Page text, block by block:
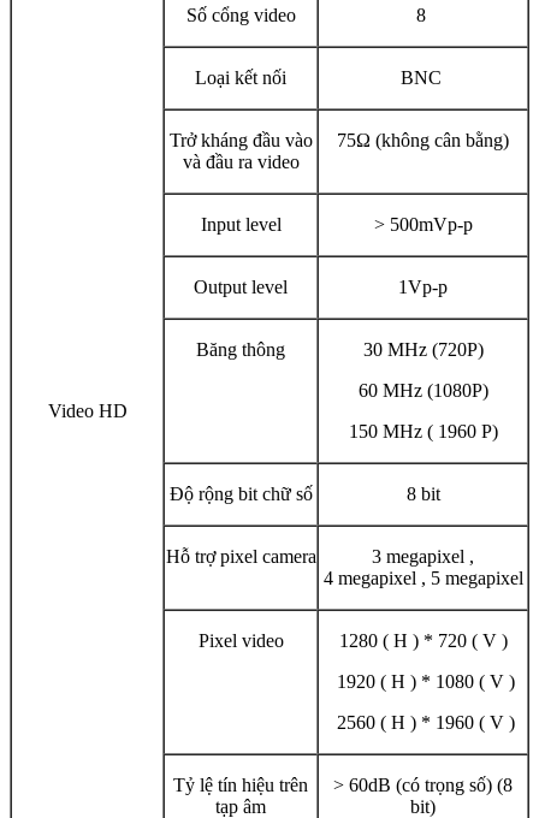
Video HD
Số cổng video 8
Loại kết nối BNC
Trở kháng đầu vào
và đầu ra video
75Ω (không cân bằng)
Input level > 500mVp-p
Output level 1Vp-p
Băng thông
30 MHz (720P)
60 MHz (1080P)
150 MHz ( 1960 P)
Độ rộng bit chữ số 8 bit
Hỗ trợ pixel camera
3 megapixel ,
4 megapixel , 5 megapixel
Pixel video
1280 ( H ) * 720 ( V )
1920 ( H ) * 1080 ( V )
2560 ( H ) * 1960 ( V )
Tỷ lệ tín hiệu trên
tạp âm
> 60dB (có trọng số) (8
bit)